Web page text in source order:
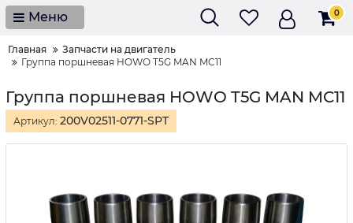
Меню 0
Главная
Запчасти на двигатель
Группа поршневая HOWO T5G MAN MC11
Группа поршневая HOWO T5G MAN MC11
Артикул: 200V02511-0771-SPT